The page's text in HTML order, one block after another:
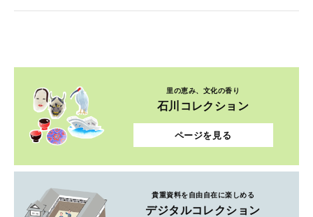
里の恵み、文化の香り
石川コレクション
ページを見る
貴重資料を自由自在に楽しめる
デジタルコレクション